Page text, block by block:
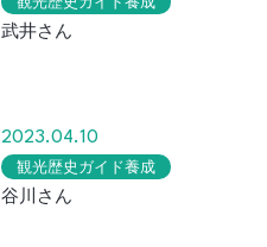
武井さん
2023.04.10
観光歴史ガイド養成
谷川さん